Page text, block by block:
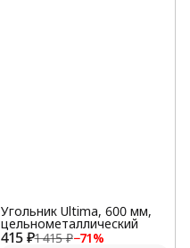
415 ₽1 415 ₽−71%
Угольник Ultima, 600 мм,
цельнометаллический